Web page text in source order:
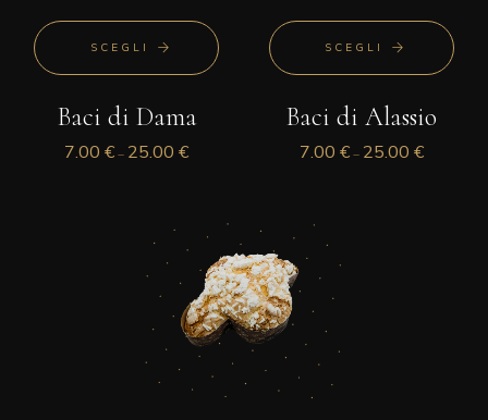
SCEGLI
Baci di Dama
7.00€ – 25.00€
SCEGLI
Baci di Alassio
7.00 €– 25.00 €